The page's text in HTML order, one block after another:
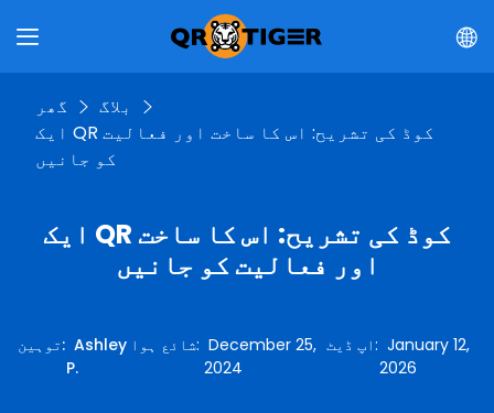
گھر
بلاگ
ایک QR کوڈ کی تشریح: اس کا ساخت اور فعالیت
کو جانیں
ایک QR کوڈ کی تشریح: اس کا ساخت
اور فعالیت کو جانیں
توہین: Ashley
P.
شائع ہوا:December 25,
2024
اپ ڈیٹ:January 12,
2026